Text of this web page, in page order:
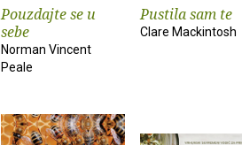
Pouzdajte se u
sebe
Norman Vincent
Peale
Pustila sam te
Clare Mackintosh